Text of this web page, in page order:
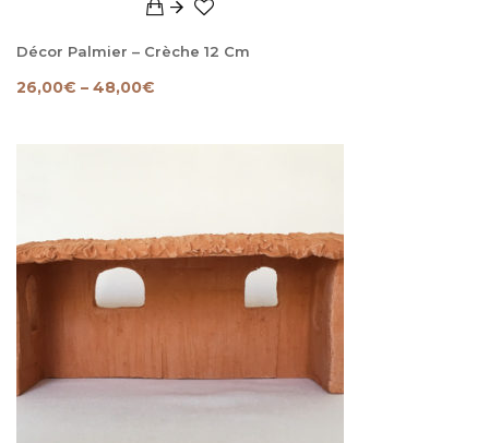
Décor Palmier – Crèche 12 Cm
26,00€ – 48,00€